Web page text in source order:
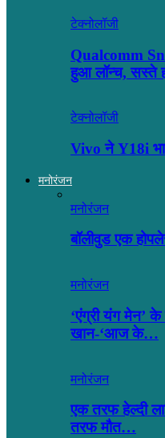
टेक्नोलॉजी
Qualcomm
हुआ लॉन्च, सस्ते
टेक्नोलॉजी
Vivo ने Y18i
मनोरंजन
मनोरंजन
बॉलीवुड एक
मनोरंजन
‘एंग्री यंग मेन’
खान-‘आज के…
मनोरंजन
एक तरफ हेल्दी
तरफ मौत…